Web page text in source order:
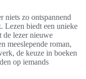
niets zo ontspannend
Lezen biedt een unieke
de lezer nieuwe
meeslepende roman,
de keuze in boeken
op iemands